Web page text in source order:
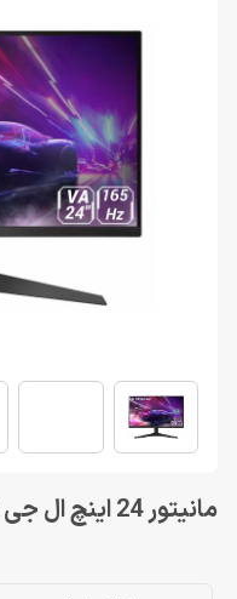
مانیتور 24 اینچ ال جی LG UltraGear 24GQ50F-B